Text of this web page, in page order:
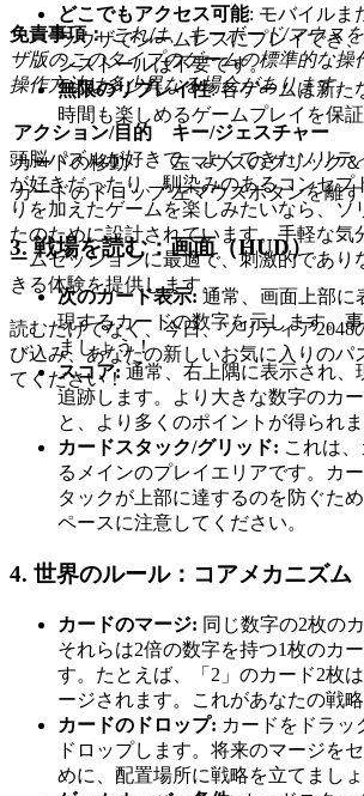
どこでもアクセス可能: モバイルま
ラウザでシームレスにプレイでき
ンストールは不要です。
無限のリプレイ性: 各ゲームは新た
時間も楽しめるゲームプレイを保証
頭脳パズルが好きで、よくできたソリテ
が好きだったり、馴染みのあるコンセプ
りを加えたゲームを楽しみたいなら、ソ
たのために設計されています。手軽な気
ームセッションに最適で、刺激的であり
きる体験を提供します。
読むだけでなく、今日、ソリティア2048
び込み、あなたの新しいお気に入りのパ
てください！
免責事項： これは、キーボード/マウス
ザ版のこのタイプのゲームの標準的な操
操作方法は多少異なる場合があります。
アクション/目的
キー/ジェスチャー
カードの移動
左マウスのクリック
カードのドロップ 左マウスボタンを離す
3. 戦場を読む：画面（HUD）
次のカード表示: 通常、画面上部に
現するカードの数字を示します。
ましょう！
スコア: 通常、右上隅に表示され、
追跡します。より大きな数字のカ
と、より多くのポイントが得られま
カードスタック/グリッド: これは
るメインのプレイエリアです。カ
タックが上部に達するのを防ぐた
ペースに注意してください。
4. 世界のルール：コアメカニズム
カードのマージ: 同じ数字の2枚の
それらは2倍の数字を持つ1枚のカ
す。たとえば、「2」のカード2枚
ージされます。これがあなたの戦略
カードのドロップ: カードをドラッ
ドロップします。将来のマージを
めに、配置場所に戦略を立てましょ